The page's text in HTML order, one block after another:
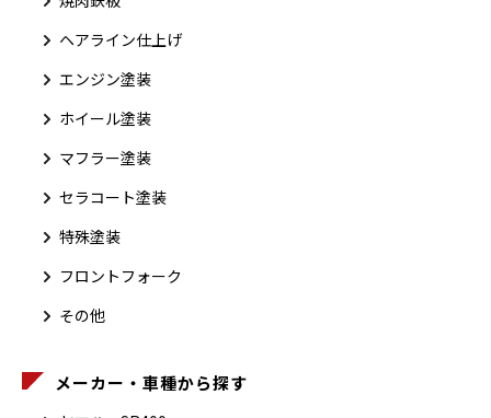
ヘアライン仕上げ
エンジン塗装
ホイール塗装
マフラー塗装
セラコート塗装
特殊塗装
フロントフォーク
その他
メーカー・車種から探す